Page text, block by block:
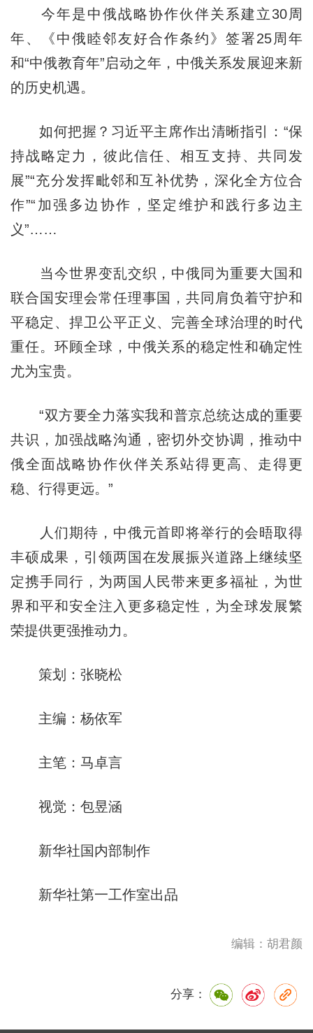
今年是中俄战略协作伙伴关系建立30周
年、《中俄睦邻友好合作条约》签署25周年
和“中俄教育年”启动之年，中俄关系发展迎来新
的历史机遇。
如何把握？习近平主席作出清晰指引：“保
持战略定力，彼此信任、相互支持、共同发
展”“充分发挥毗邻和互补优势，深化全方位合
作”“加强多边协作，坚定维护和践行多边主
义”……
当今世界变乱交织，中俄同为重要大国和
联合国安理会常任理事国，共同肩负着守护和
平稳定、捍卫公平正义、完善全球治理的时代
重任。环顾全球，中俄关系的稳定性和确定性
尤为宝贵。
“双方要全力落实我和普京总统达成的重要
共识，加强战略沟通，密切外交协调，推动中
俄全面战略协作伙伴关系站得更高、走得更
稳、行得更远。”
人们期待，中俄元首即将举行的会晤取得
丰硕成果，引领两国在发展振兴道路上继续坚
定携手同行，为两国人民带来更多福祉，为世
界和平和安全注入更多稳定性，为全球发展繁
荣提供更强推动力。
策划：张晓松
主编：杨依军
主笔：马卓言
视觉：包昱涵
新华社国内部制作
新华社第一工作室出品
编辑：胡君颜
分享：